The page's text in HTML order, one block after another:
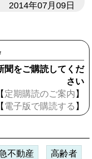
2014年07月09日
聞をご購読してくだ
さい
定期購読のご案内 】
電子版で購読する 】
不動産 高齢者